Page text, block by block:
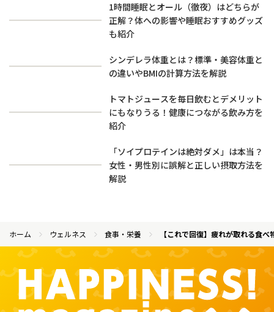
1時間睡眠とオール（徹夜）はどちらが
正解？体への影響や睡眠おすすめグッズ
も紹介
シンデレラ体重とは？標準・美容体重と
の違いやBMIの計算方法を解説
トマトジュースを毎日飲むとデメリット
にもなりうる！健康につながる飲み方を
紹介
「ソイプロテインは絶対ダメ」は本当？
女性・男性別に誤解と正しい摂取方法を
解説
ホーム ウェルネス 食事・栄養 【これで回復】疲れが取れる食